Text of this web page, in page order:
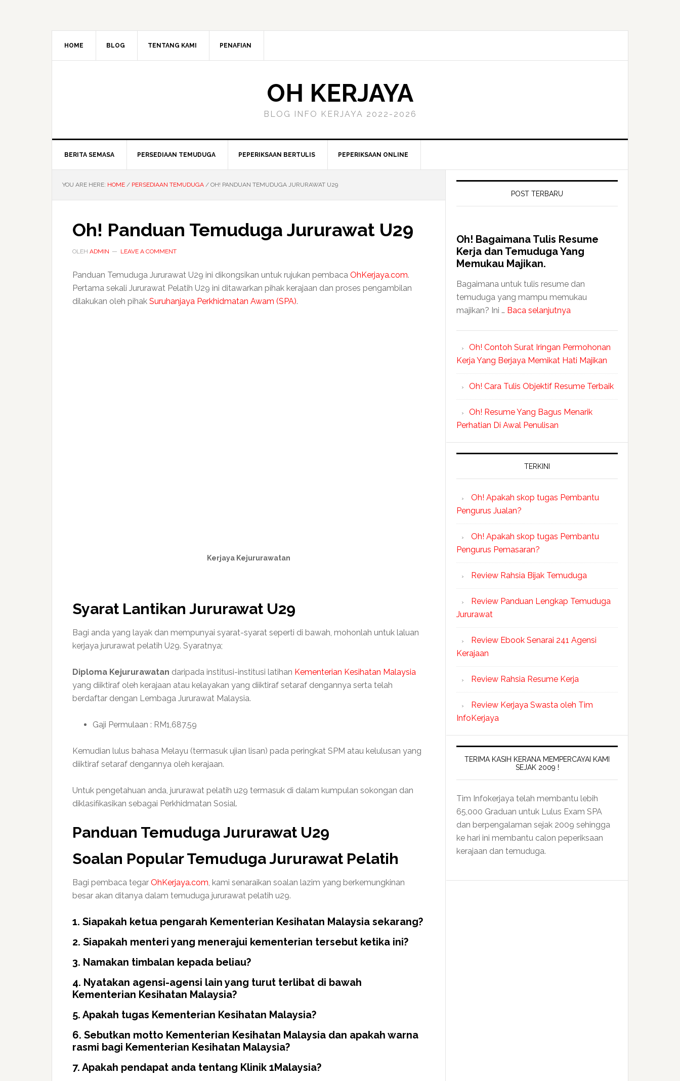
HOME BLOG TENTANG KAMI PENAFIAN
OH KERJAYA
BLOG INFO KERJAYA 2022-2026
BERITA SEMASA PERSEDIAAN TEMUDUGA PEPERIKSAAN BERTULIS PEPERIKSAAN ONLINE
YOU ARE HERE: HOME / PERSEDIAAN TEMUDUGA / OH! PANDUAN TEMUDUGA JURURAWAT U29
Oh! Panduan Temuduga Jururawat U29
OLEH ADMIN LEAVE A COMMENT
Panduan Temuduga Jururawat U29 ini dikongsikan untuk rujukan pembaca OhKerjaya.com.
Pertama sekali Jururawat Pelatih U29 ini ditawarkan pihak kerajaan dan proses pengambilan
dilakukan oleh pihak Suruhanjaya Perkhidmatan Awam (SPA).
Kerjaya Kejururawatan
Syarat Lantikan Jururawat U29
Bagi anda yang layak dan mempunyai syarat-syarat seperti di bawah, mohonlah untuk laluan
kerjaya jururawat pelatih U29. Syaratnya;
Diploma Kejururawatan daripada institusi-institusi latihan Kementerian Kesihatan Malaysia
yang diiktiraf oleh kerajaan atau kelayakan yang diiktiraf setaraf dengannya serta telah
berdaftar dengan Lembaga Jururawat Malaysia.
Gaji Permulaan : RM1,687.59
Kemudian lulus bahasa Melayu (termasuk ujian lisan) pada peringkat SPM atau kelulusan yang
diiktiraf setaraf dengannya oleh kerajaan.
Untuk pengetahuan anda, jururawat pelatih u29 termasuk di dalam kumpulan sokongan dan
diklasifikasikan sebagai Perkhidmatan Sosial.
Panduan Temuduga Jururawat U29
Soalan Popular Temuduga Jururawat Pelatih
Bagi pembaca tegar OhKerjaya.com, kami senaraikan soalan lazim yang berkemungkinan
besar akan ditanya dalam temuduga jururawat pelatih u29.
1. Siapakah ketua pengarah Kementerian Kesihatan Malaysia sekarang?
2. Siapakah menteri yang menerajui kementerian tersebut ketika ini?
3. Namakan timbalan kepada beliau?
4. Nyatakan agensi-agensi lain yang turut terlibat di bawah
Kementerian Kesihatan Malaysia?
5. Apakah tugas Kementerian Kesihatan Malaysia?
6. Sebutkan motto Kementerian Kesihatan Malaysia dan apakah warna
rasmi bagi Kementerian Kesihatan Malaysia?
7. Apakah pendapat anda tentang Klinik 1Malaysia?
POST TERBARU
Oh! Bagaimana Tulis Resume
Kerja dan Temuduga Yang
Memukau Majikan.
Bagaimana untuk tulis resume dan
temuduga yang mampu memukau
majikan? Ini … Baca selanjutnya
Oh! Contoh Surat Iringan Permohonan
Kerja Yang Berjaya Memikat Hati Majikan
Oh! Cara Tulis Objektif Resume Terbaik
Oh! Resume Yang Bagus Menarik
Perhatian Di Awal Penulisan
TERKINI
Oh! Apakah skop tugas Pembantu
Pengurus Jualan?
Oh! Apakah skop tugas Pembantu
Pengurus Pemasaran?
Review Rahsia Bijak Temuduga
Review Panduan Lengkap Temuduga
Jururawat
Review Ebook Senarai 241 Agensi
Kerajaan
Review Rahsia Resume Kerja
Review Kerjaya Swasta oleh Tim
InfoKerjaya
TERIMA KASIH KERANA MEMPERCAYAI KAMI
SEJAK 2009 !
Tim Infokerjaya telah membantu lebih
65,000 Graduan untuk Lulus Exam SPA
dan berpengalaman sejak 2009 sehingga
ke hari ini membantu calon peperiksaan
kerajaan dan temuduga.